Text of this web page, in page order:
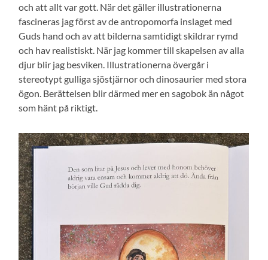
och att allt var gott. När det gäller illustrationerna
fascineras jag först av de antropomorfa inslaget med
Guds hand och av att bilderna samtidigt skildrar rymd
och hav realistiskt. När jag kommer till skapelsen av alla
djur blir jag besviken. Illustrationerna övergår i
stereotypt gulliga sjöstjärnor och dinosaurier med stora
ögon. Berättelsen blir därmed mer en sagobok än något
som hänt på riktigt.